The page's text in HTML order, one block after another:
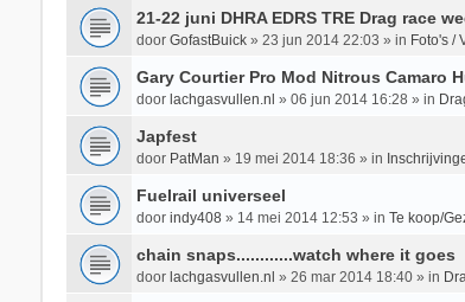
21-22 juni DHRA EDRS TRE Drag race
door GofastBuick» 23 jun 2014 22:03 » in Foto's /
Gary Courtier Pro Mod Nitrous Camaro
door lachgasvullen.nl » 06 jun 2014 16:28 » in
Japfest
door PatMan » 19 mei 2014 18:36 » in
Fuelrail universeel
door indy408 » 14 mei 2014 12:53 » in Te koop/
chain snaps............watch where it goes
door lachgasvullen.nl » 26 mar 2014 18:40» in